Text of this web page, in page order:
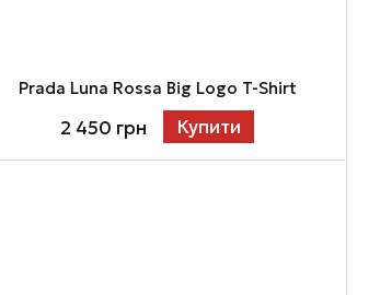
Prada Luna Rossa Big Logo T-Shirt
2 450 грн Купити